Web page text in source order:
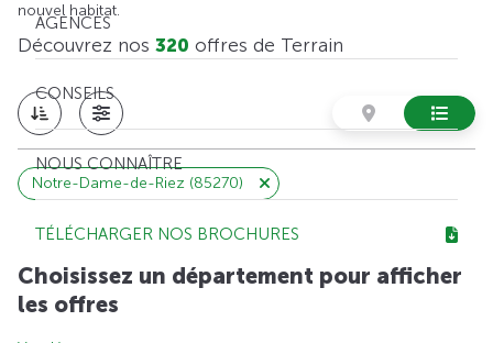
AGENCES
CONSEILS
NOUS CONNAÎTRE
TÉLÉCHARGER NOS BROCHURES
nouvel habitat.
Découvrez nos 320 offres de Terrain
Notre-Dame-de-Riez (85270)
Choisissez un département pour afficher
les offres